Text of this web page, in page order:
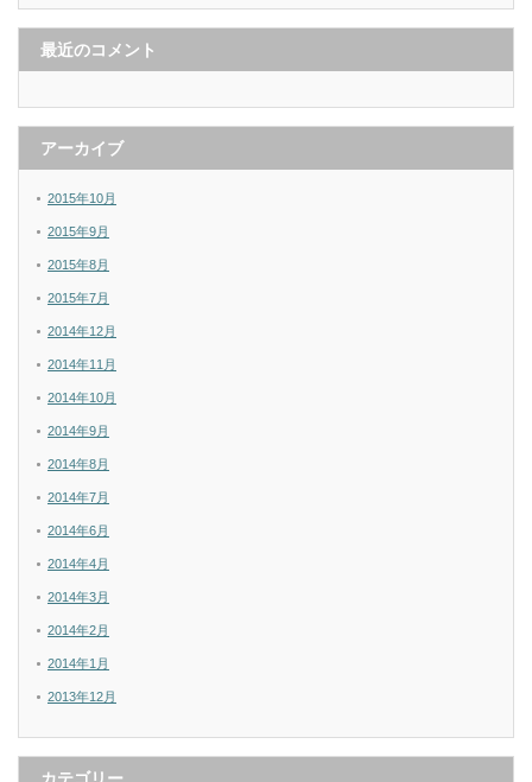
最近のコメント
アーカイブ
2015年10月
2015年9月
2015年8月
2015年7月
2014年12月
2014年11月
2014年10月
2014年9月
2014年8月
2014年7月
2014年6月
2014年4月
2014年3月
2014年2月
2014年1月
2013年12月